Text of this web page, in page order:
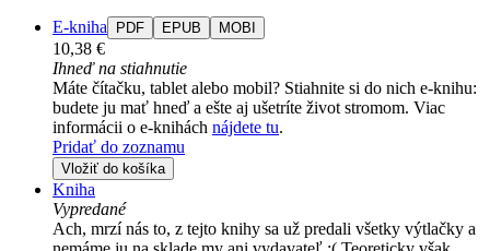
E-kniha PDF EPUB MOBI
10,38 €
Ihneď na stiahnutie
Máte čítačku, tablet alebo mobil? Stiahnite si do nich e-knihu:
budete ju mať hneď a ešte aj ušetríte život stromom. Viac
informácii o e-knihách nájdete tu.
Pridať do zoznamu
Vložiť do košíka
Kniha
Vypredané
Ach, mrzí nás to, z tejto knihy sa už predali všetky výtlačky a